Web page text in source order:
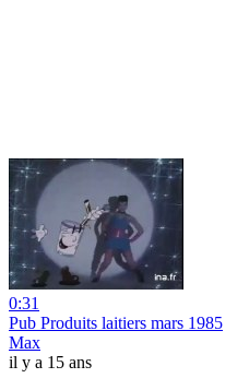
0:31
Pub Produits laitiers mars 1985
Max
il y a 15 ans